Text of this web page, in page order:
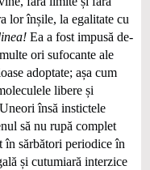
lor înșile, la egalitate cu
Ea a fost impusă de-
ori sufocante ale
adoptate; așa cum
libere și
însă instictele
să nu rupă complet
în sărbători periodice în
și cutumiară interzice